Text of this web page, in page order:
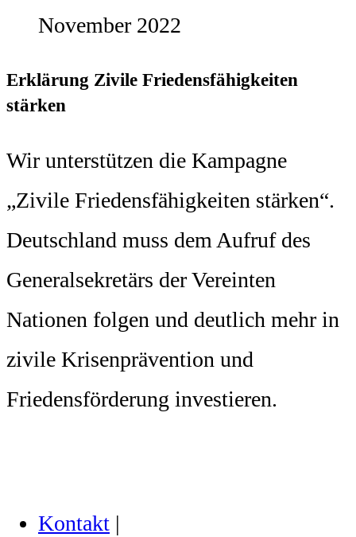
November 2022
Erklärung Zivile Friedensfähigkeiten
stärken
Wir unterstützen die Kampagne
„Zivile Friedensfähigkeiten stärken“.
Deutschland muss dem Aufruf des
Generalsekretärs der Vereinten
Nationen folgen und deutlich mehr in
zivile Krisenprävention und
Friedensförderung investieren.
Kontakt |